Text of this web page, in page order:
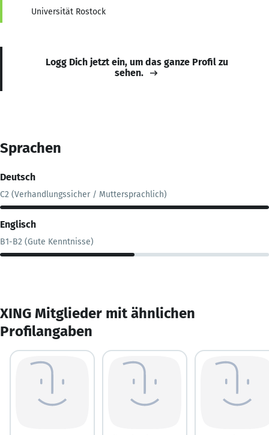
Universität Rostock
Logg Dich jetzt ein, um das ganze Profil zu
sehen.
Sprachen
Deutsch
C2 (Verhandlungssicher / Muttersprachlich)
Englisch
B1-B2 (Gute Kenntnisse)
XING Mitglieder mit ähnlichen
Profilangaben